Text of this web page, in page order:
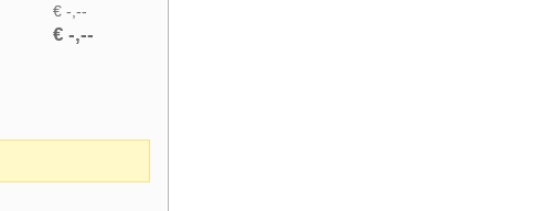
€ -,--
€ -,--